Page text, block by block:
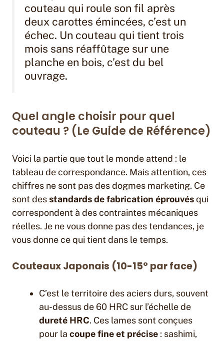
couteau qui roule son fil après
deux carottes émincées, c’est un
échec. Un couteau qui tient trois
mois sans réaffûtage sur une
planche en bois, c’est du bel
ouvrage.
Quel angle choisir pour quel
couteau ? (Le Guide de Référence)
Voici la partie que tout le monde attend : le
tableau de correspondance. Mais attention, ces
chiffres ne sont pas des dogmes marketing. Ce
sont desstandards de fabrication éprouvésqui
correspondent à des contraintes mécaniques
réelles. Je ne vous donne pas des tendances, je
vous donne ce qui tient dans le temps.
Couteaux Japonais (10-15° par face)
C’est le territoire des aciers durs, souvent
au-dessus de 60 HRC sur l’échelle de
dureté HRC. Ces lames sont conçues
pour la coupe fine et précise : sashimi,